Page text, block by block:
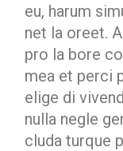
eu, harum
net la oreet.
pro la bore
mea et perci
elige di
nulla negle
cluda turque